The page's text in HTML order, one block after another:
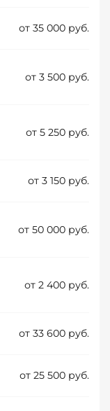
от 35 000 руб.
от 3 500 руб.
от 5 250 руб.
от 3 150 руб.
от 50 000 руб.
от 2 400 руб.
от 33 600 руб.
от 25 500 руб.